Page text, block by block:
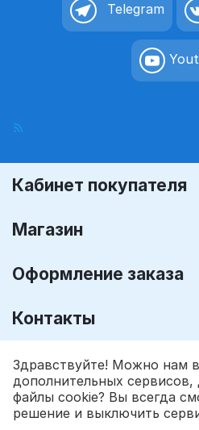
Telegram
Кабинет покупателя
Магазин
Оформление заказа
Контакты
© 2008 - 2026 Графика-М
базеCS-Cart - Платформа для
Здравствуйте! Можно нам
дополнительных
файлы cookie? Вы всегда
решение и выключить